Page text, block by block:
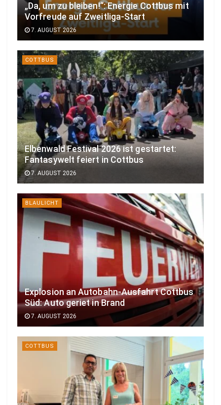
„Da, um zu bleiben!“: Energie Cottbus mit
Vorfreude auf Zweitliga-Start
7. AUGUST 2026
COTTBUS
Elbenwald Festival 2026 ist gestartet:
Fantasywelt feiert in Cottbus
7. AUGUST 2026
BLAULICHT
Explosion an Autobahn-Ausfahrt Cottbus
Süd: Auto geriet in Brand
7. AUGUST 2026
COTTBUS